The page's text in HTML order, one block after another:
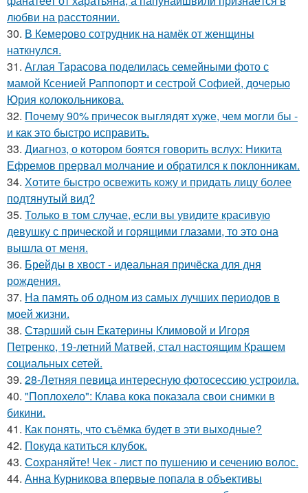
любви на расстоянии.
30. В Кемерово сотрудник на намёк от женщины
наткнулся.
31. Аглая Тарасова поделилась семейными фото с
мамой Ксенией Раппопорт и сестрой Софией, дочерью
Юрия колокольникова.
32. Почему 90% причесок выглядят хуже, чем могли бы -
и как это быстро исправить.
33. Диагноз, о котором боятся говорить вслух: Никита
Ефремов прервал молчание и обратился к поклонникам.
34. Хотите быстро освежить кожу и придать лицу более
подтянутый вид?
35. Только в том случае, если вы увидите красивую
девушку с прической и горящими глазами, то это она
вышла от меня.
36. Брейды в хвост - идеальная причёска для дня
рождения.
37. На память об одном из самых лучших периодов в
моей жизни.
38. Старший сын Екатерины Климовой и Игоря
Петренко, 19-летний Матвей, стал настоящим Крашем
социальных сетей.
39. 28-Летняя певица интересную фотосессию устроила.
40. "Поплохело": Клава кока показала свои снимки в
бикини.
41. Как понять, что съёмка будет в эти выходные?
42. Покуда катиться клубок.
43. Сохраняйте! Чек - лист по пушению и сечению волос.
44. Анна Курникова впервые попала в объективы